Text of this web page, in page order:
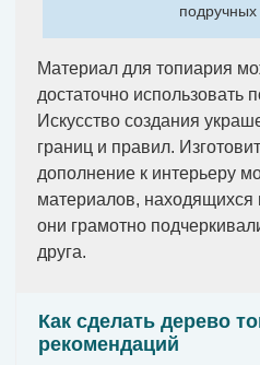
подручных
Материал для топиария
достаточно использовать
Искусство создания
границ и правил.
дополнение к интерьеру
материалов, находящихся
они грамотно
друга.
Как сделать дерево
рекомендаций